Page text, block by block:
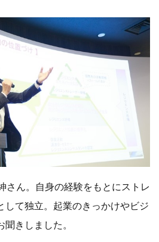
さん。自身の経験をもとにストレ
して独立。起業のきっかけやビジ
聞きしました。
シニア
セカンドキャリア
リスキリング
人生の棚卸し
生きがい